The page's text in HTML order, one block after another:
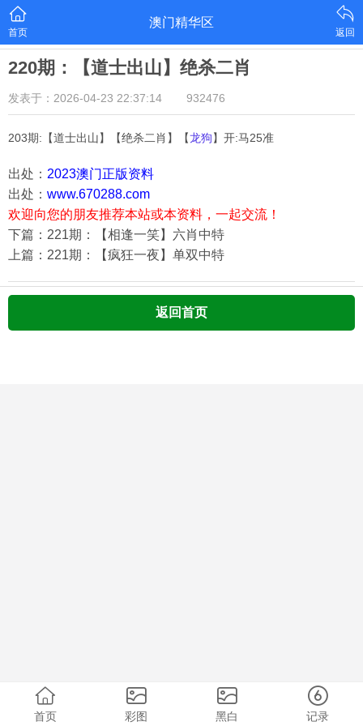
首页
澳门精华区
返回
220期：【道士出山】绝杀二肖
发表于：2026-04-23 22:37:14 932476
203期:【道士出山】【绝杀二肖】【龙狗】开:马25准
出处： 2023澳门正版资料
出处： www.670288.com
欢迎向您的朋友推荐本站或本资料，一起交流！
下篇：221期：【相逢一笑】六肖中特
上篇：221期：【疯狂一夜】单双中特
返回首页
首页 彩图 黑白 记录